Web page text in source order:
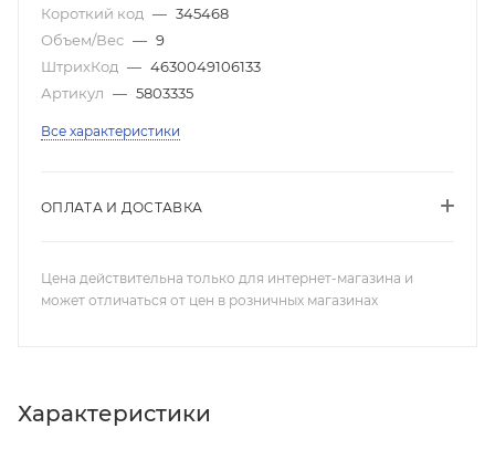
Короткий код — 345468
Объем/Вес — 9
ШтрихКод — 4630049106133
Артикул — 5803335
Все характеристики
ОПЛАТА И ДОСТАВКА
Цена действительна только для интернет-магазина и
может отличаться от цен в розничных магазинах
Характеристики